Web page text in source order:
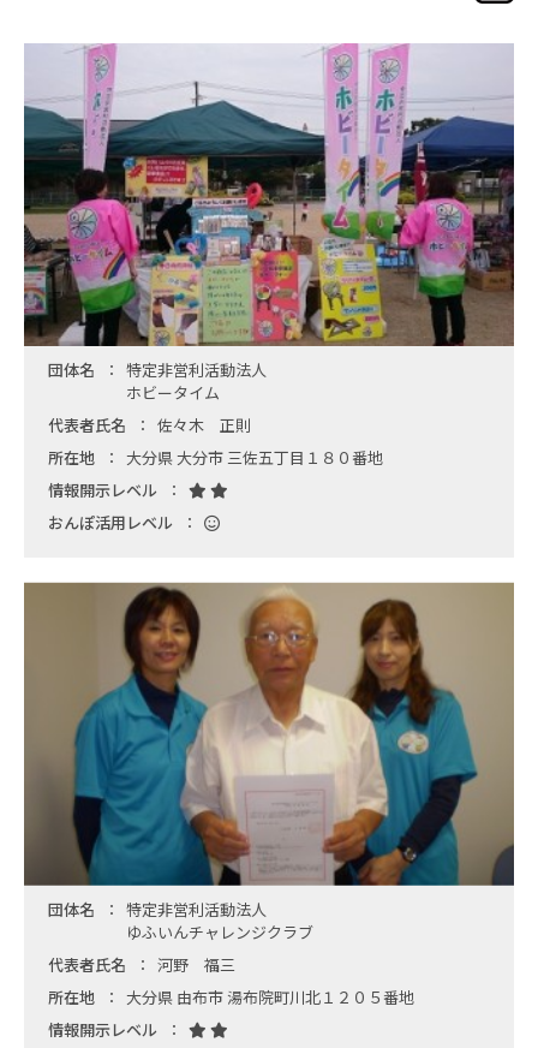
団体名
特定非営利活動法人
ホビータイム
代表者氏名
佐々木 正則
所在地
大分県 大分市 三佐五丁目１８０番地
情報開示レベル
おんぽ活用レベル
団体名
特定非営利活動法人
ゆふいんチャレンジクラブ
代表者氏名
河野 福三
所在地
大分県 由布市 湯布院町川北１２０５番地
情報開示レベル